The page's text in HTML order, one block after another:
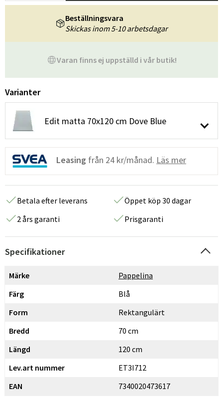
Varan finns ej uppställd i vår butik!
Beställningsvara
Skickas inom 5-10 arbetsdagar
Varianter
Edit matta 70x120 cm Dove Blue
Leasing från 24 kr/månad. Läs mer
Betala efter leverans
Öppet köp 30 dagar
2 års garanti
Prisgaranti
Specifikationer
Märke
Pappelina
Färg
Blå
Form
Rektangulärt
Bredd
70 cm
Längd
120 cm
Lev.art nummer
ET3I712
EAN
7340020473617